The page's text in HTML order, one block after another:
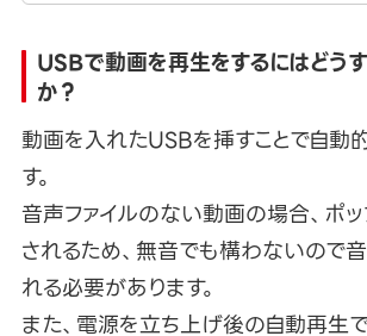
USBで動画を再生をするにはどう
か？
動画を入れたUSBを挿すことで自動
す。
音声ファイルのない動画の場合、ポ
されるため、無音でも構わないので
れる必要があります。
また、電源を立ち上げ後の自動再